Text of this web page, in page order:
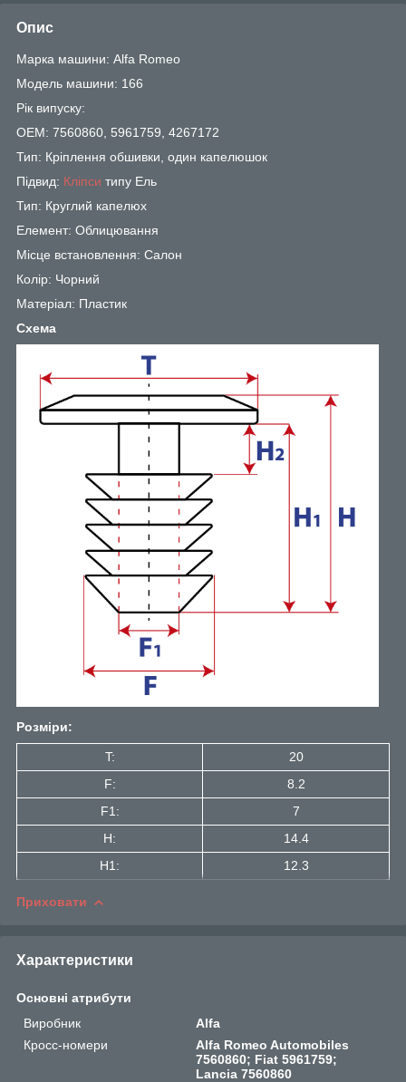
Опис
Марка машини: Alfa Romeo
Модель машини: 166
Рік випуску:
OEM: 7560860, 5961759, 4267172
Тип: Кріплення обшивки, один капелюшок
Підвид: Кліпси типу Ель
Тип: Круглий капелюх
Елемент: Облицювання
Місце встановлення: Салон
Колір: Чорний
Матеріал: Пластик
Схема
Розміри:
T:
20
F:
8.2
F1:
7
H:
14.4
H1:
12.3
Приховати
Характеристики
Основні атрибути
Виробник
Alfa
Кросс-номери
Alfa Romeo Automobiles
7560860; Fiat 5961759;
Lancia 7560860